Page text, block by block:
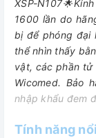
XSP-
1600 lần do
bị để phóng đại
thể nhìn thấy
vật, các phần tử
Wicomed. Bảo
nhập khẩu đem
Tính năng